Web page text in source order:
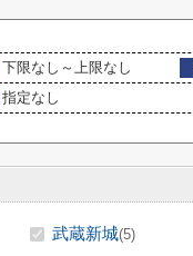
下限なし～上限なし
指定なし
武蔵新城(5)